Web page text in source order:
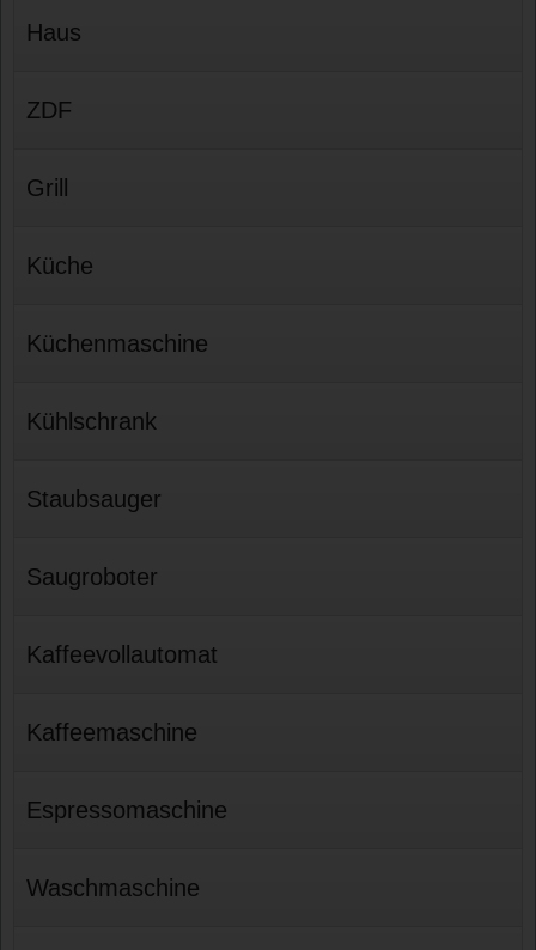
Haus
ZDF
Grill
Küche
Küchenmaschine
Kühlschrank
Staubsauger
Saugroboter
Kaffeevollautomat
Kaffeemaschine
Espressomaschine
Waschmaschine